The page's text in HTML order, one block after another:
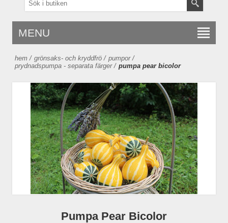
MENU
hem / grönsaks- och kryddfrö / pumpor /
prydnadspumpa - separata färger / pumpa pear bicolor
Pumpa Pear Bicolor